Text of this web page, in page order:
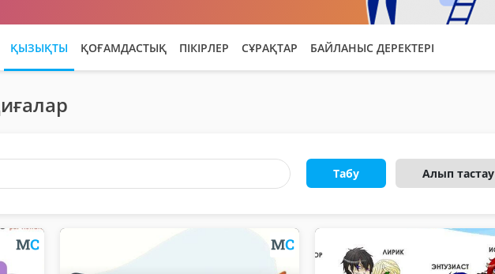
ҚЫЗЫҚТЫ ҚОҒАМДАСТЫҚ ПІКІРЛЕР СҰРАҚТАР БАЙЛАНЫС ДЕРЕКТЕРІ
Табу Алып тастау